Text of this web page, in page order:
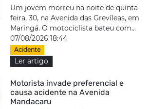
Um jovem morreu na noite de quinta-
feira, 30, na Avenida das Grevíleas, em
Maringá. O motociclista bateu com...
07/08/2026 18:44
Acidente
Ler artigo
Motorista invade preferencial e
causa acidente na Avenida
Mandacaru